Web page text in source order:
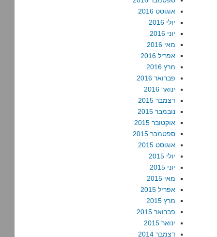
אוגוסט 2016
יולי 2016
יוני 2016
מאי 2016
אפריל 2016
מרץ 2016
פברואר 2016
ינואר 2016
דצמבר 2015
נובמבר 2015
אוקטובר 2015
ספטמבר 2015
אוגוסט 2015
יולי 2015
יוני 2015
מאי 2015
אפריל 2015
מרץ 2015
פברואר 2015
ינואר 2015
דצמבר 2014